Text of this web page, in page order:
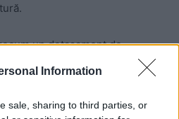
Information
sale, sharing to third parties, or
un detașament de
la coroziune este un
metalic oferă protecție